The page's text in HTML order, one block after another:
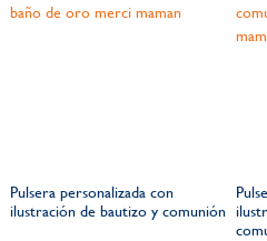
Pulsera personalizada con
ilustración de bautizo y comunión